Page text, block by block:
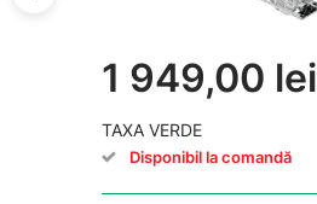
1 949,00 lei
TAXA VERDE
Disponibil la comandă